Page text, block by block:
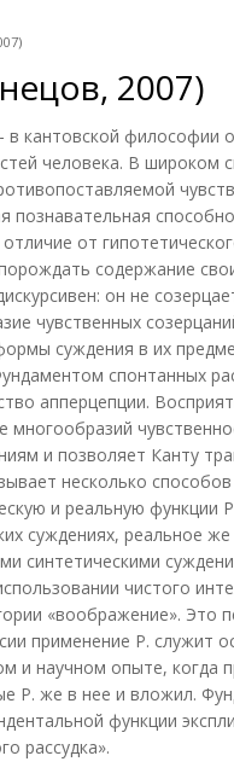
2007)
кантовской философии
человека. В широком
познавательная
от
содержание
он не
чувственных
суждения в их
спонтанных
апперцепции.
многообразий
и позволяет Канту
несколько
и реальную функции
суждениях, реальное
синтетическими
чистого
«воображение». Это
применение Р. служит
и научном опыте, когда
Р. же в нее и вложил.
функции
рассудка».